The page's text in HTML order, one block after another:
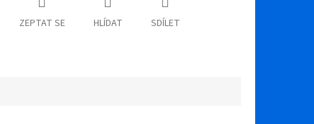
ZEPTAT SE HLÍDAT SDÍLET